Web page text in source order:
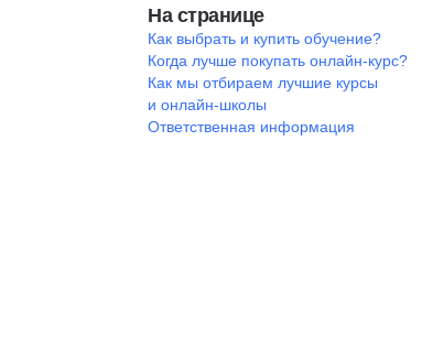
На странице
Как выбрать и купить обучение?
Когда лучше покупать онлайн-курс?
Как мы отбираем лучшие курсы
и онлайн-школы
Ответственная информация